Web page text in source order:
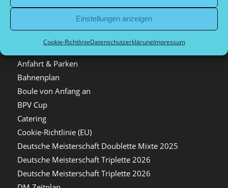
Einstellungen anzeigen
Cookie-RichtlinieDatenschutzerklärungImpressum
Seiten
Anfahrt & Parken
Bahnenplan
Boule von Anfang an
BPV Cup
Catering
Cookie-Richtlinie (EU)
Deutsche Meisterschaft Doublette Mixte 2025
Deutsche Meisterschaft Triplette 2026
Deutsche Meisterschaft Triplette 2026